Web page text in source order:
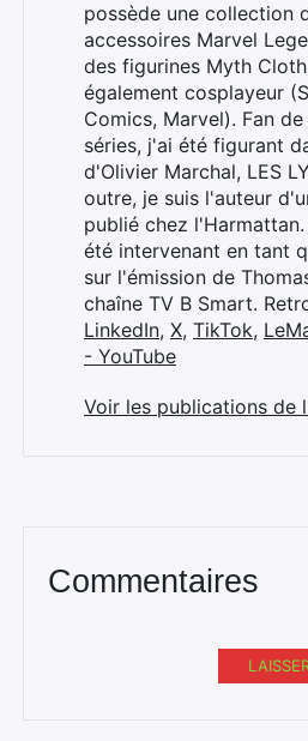
possède une collection
accessoires Marvel
des figurines Myth
également cosplayeur
Comics, Marvel). Fan
séries, j'ai été figurant
d'Olivier Marchal, LES
outre, je suis l'auteur
publié chez
été intervenant en tant
sur l'émission de
chaîne TV B Smart.
LinkedIn, X, TikTok,
- YouTube
Voir les publications de
Commentaires
Rechercher
: